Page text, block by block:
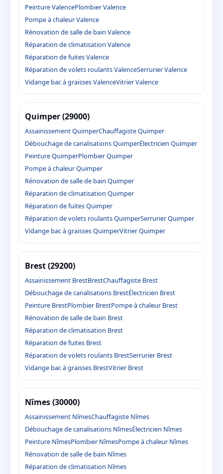
Peinture ValencePlombier Valence
Pompe à chaleur Valence
Rénovation de salle de bain Valence
Réparation de climatisation Valence
Réparation de fuites Valence
Réparation de volets roulants ValenceSerrurier Valence
Vidange bac à graisses ValenceVitrier Valence
Quimper (29000)
Assainissement QuimperChauffagiste Quimper
Débouchage de canalisations QuimperÉlectricien Quimper
Peinture QuimperPlombier Quimper
Pompe à chaleur Quimper
Rénovation de salle de bain Quimper
Réparation de climatisation Quimper
Réparation de fuites Quimper
Réparation de volets roulants QuimperSerrurier Quimper
Vidange bac à graisses QuimperVitrier Quimper
Brest (29200)
Assainissement BrestBrestChauffagiste Brest
Débouchage de canalisations BrestÉlectricien Brest
Peinture BrestPlombier BrestPompe à chaleur Brest
Rénovation de salle de bain Brest
Réparation de climatisation Brest
Réparation de fuites Brest
Réparation de volets roulants BrestSerrurier Brest
Vidange bac à graisses BrestVitrier Brest
Nîmes (30000)
Assainissement NîmesChauffagiste Nîmes
Débouchage de canalisations NîmesÉlectricien Nîmes
Peinture NîmesPlombier NîmesPompe à chaleur Nîmes
Rénovation de salle de bain Nîmes
Réparation de climatisation Nîmes